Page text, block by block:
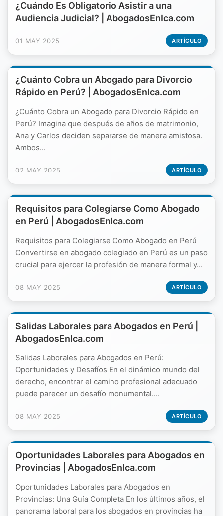
¿Cuándo Es Obligatorio Asistir a una
Audiencia Judicial? | AbogadosEnIca.com
01 MAY 2025 ARTÍCULO
¿Cuánto Cobra un Abogado para Divorcio
Rápido en Perú? | AbogadosEnIca.com
¿Cuánto Cobra un Abogado para Divorcio Rápido en
Perú? Imagina que después de años de matrimonio,
Ana y Carlos deciden separarse de manera amistosa.
Ambos...
02 MAY 2025 ARTÍCULO
Requisitos para Colegiarse Como Abogado
en Perú | AbogadosEnIca.com
Requisitos para Colegiarse Como Abogado en Perú
Convertirse en abogado colegiado en Perú es un paso
crucial para ejercer la profesión de manera formal y...
08 MAY 2025 ARTÍCULO
Salidas Laborales para Abogados en Perú |
AbogadosEnIca.com
Salidas Laborales para Abogados en Perú:
Oportunidades y Desafíos En el dinámico mundo del
derecho, encontrar el camino profesional adecuado
puede parecer un desafío monumental....
08 MAY 2025 ARTÍCULO
Oportunidades Laborales para Abogados en
Provincias | AbogadosEnIca.com
Oportunidades Laborales para Abogados en
Provincias: Una Guía Completa En los últimos años, el
panorama laboral para los abogados en provincias ha